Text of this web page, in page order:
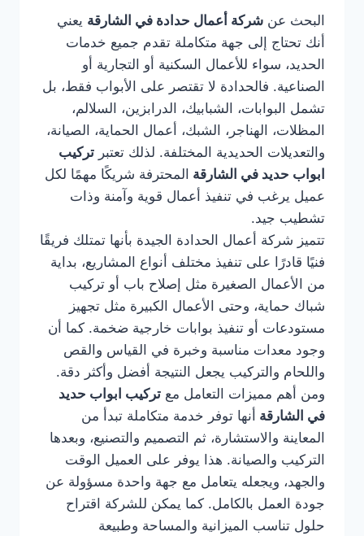
البحث عن شركة أعمال حدادة في الشارقة يعني
أنك تحتاج إلى جهة متكاملة تقدم جميع خدمات
الحديد، سواء للأعمال السكنية أو التجارية أو
الصناعية. فالحدادة لا تقتصر على الأبواب فقط، بل
تشمل البوابات، الشبابيك، الدرابزين، السلالم،
المظلات، الهناجر، الشبك، أعمال الحماية، الصيانة،
والتعديلات الحديدية المختلفة. لذلك تعتبر تركيب
ابواب حديد في الشارقة المحترفة شريكًا مهمًا لكل
عميل يرغب في تنفيذ أعمال قوية وآمنة وذات
تشطيب جيد.
تتميز شركة أعمال الحدادة الجيدة بأنها تمتلك فريقًا
فنيًا قادرًا على تنفيذ مختلف أنواع المشاريع، بداية
من الأعمال الصغيرة مثل إصلاح باب أو تركيب
شباك حماية، وحتى الأعمال الكبيرة مثل تجهيز
مستودعات أو تنفيذ بوابات خارجية ضخمة. كما أن
وجود معدات مناسبة وخبرة في القياس والقص
واللحام والتركيب يجعل النتيجة أفضل وأكثر دقة.
ومن أهم مميزات التعامل مع تركيب ابواب حديد
في الشارقة أنها توفر خدمة متكاملة تبدأ من
المعاينة والاستشارة، ثم التصميم والتصنيع، وبعدها
التركيب والصيانة. هذا يوفر على العميل الوقت
والجهد، ويجعله يتعامل مع جهة واحدة مسؤولة عن
جودة العمل بالكامل. كما يمكن للشركة اقتراح
حلول تناسب الميزانية والمساحة وطبيعة